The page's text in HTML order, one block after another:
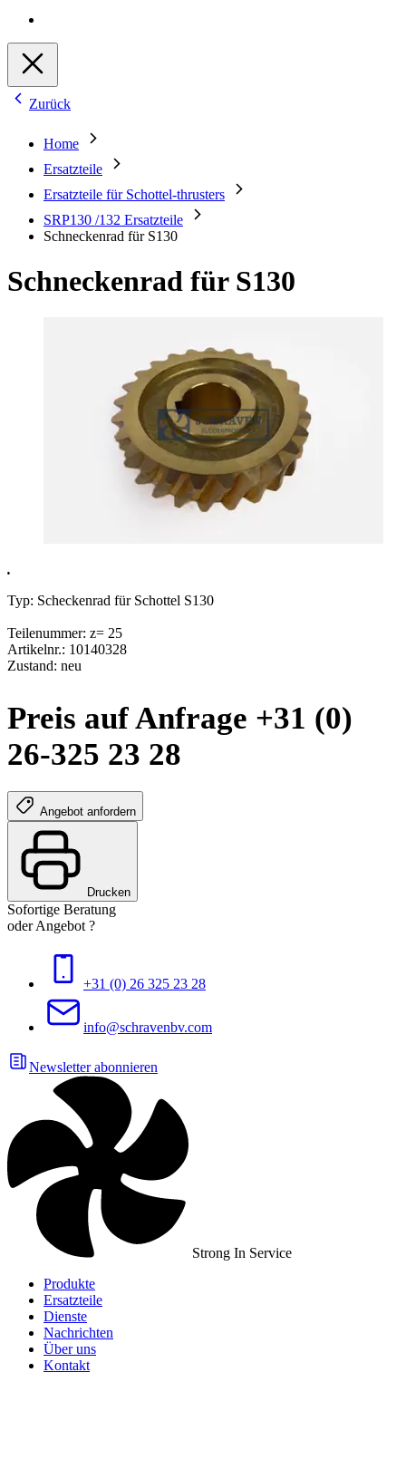
Zurück
Home
Ersatzteile
Ersatzteile für Schottel-thrusters
SRP130 /132 Ersatzteile
Schneckenrad für S130
Schneckenrad für S130
.
Typ: Scheckenrad für Schottel S130
Teilenummer: z= 25
Artikelnr.: 10140328
Zustand: neu
Preis auf Anfrage +31 (0)
26-325 23 28
Angebot anfordern
Drucken
Sofortige Beratung
oder Angebot ?
+31 (0) 26 325 23 28
info@schravenbv.com
Newsletter abonnieren
Strong In Service
Produkte
Ersatzteile
Dienste
Nachrichten
Über uns
Kontakt